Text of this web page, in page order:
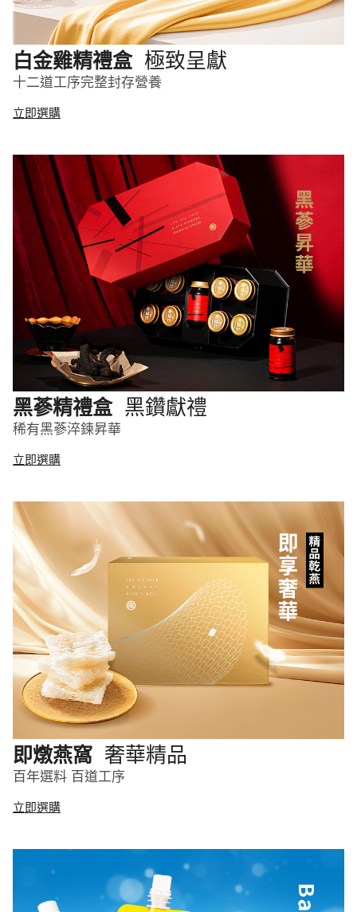
白金雞精禮盒 極致呈獻
十二道工序完整封存營養
立即選購
黑蔘精禮盒 黑鑽獻禮
稀有黑蔘淬鍊昇華
立即選購
即燉燕窩 奢華精品
百年選料 百道工序
立即選購